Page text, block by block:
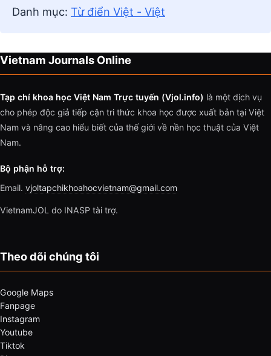
Danh mục: Từ điển Việt - Việt
Vietnam Journals Online
Tạp chí khoa học Việt Nam Trực tuyến (Vjol.info) là một dịch vụ
cho phép độc giả tiếp cận tri thức khoa học được xuất bản tại Việt
Nam và nâng cao hiểu biết của thế giới về nền học thuật của Việt
Nam.
Bộ phận hỗ trợ:
Email. vjoltapchikhoahocvietnam@gmail.com
VietnamJOL do INASP tài trợ.
Theo dõi chúng tôi
Google Maps
Fanpage
Instagram
Youtube
Tiktok